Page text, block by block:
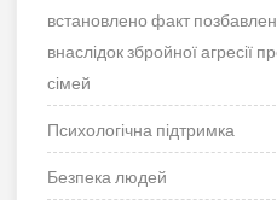
встановлено факт
внаслідок збройної агресії
сімей
Психологічна підтримка
Безпека людей